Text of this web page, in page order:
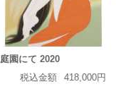
庭園にて 2020
税込金額
418,000円